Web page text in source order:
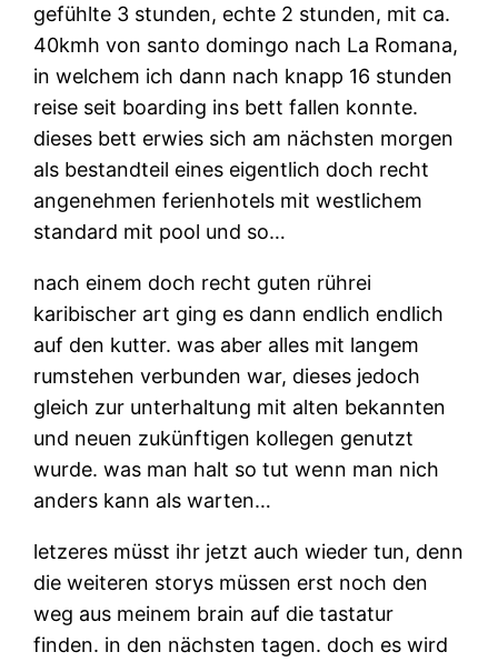
gefühlte 3 stunden, echte 2 stunden, mit ca.
40kmh von santo domingo nach La Romana,
in welchem ich dann nach knapp 16 stunden
reise seit boarding ins bett fallen konnte.
dieses bett erwies sich am nächsten morgen
als bestandteil eines eigentlich doch recht
angenehmen ferienhotels mit westlichem
standard mit pool und so…
nach einem doch recht guten rührei
karibischer art ging es dann endlich endlich
auf den kutter. was aber alles mit langem
rumstehen verbunden war, dieses jedoch
gleich zur unterhaltung mit alten bekannten
und neuen zukünftigen kollegen genutzt
wurde. was man halt so tut wenn man nich
anders kann als warten…
letzeres müsst ihr jetzt auch wieder tun, denn
die weiteren storys müssen erst noch den
weg aus meinem brain auf die tastatur
finden. in den nächsten tagen. doch es wird